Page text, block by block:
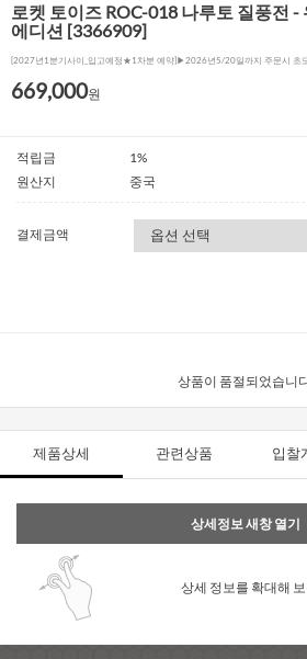
로켓 토이즈 ROC-018 나루토 질풍전
에디션 [3366909]
[2027년1분기사이_입고예정★1차분 예약]▶2026년5/20일까지 주문시 초
669,000원
적립금
1%
원산지
중국
결제금액
상품이 품절되었습니
제품상세 관련상품 입찰
상세정보 새창 열기
상세 정보를 확대해